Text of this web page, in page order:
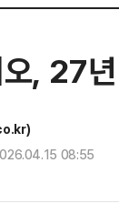
, 27
08:55